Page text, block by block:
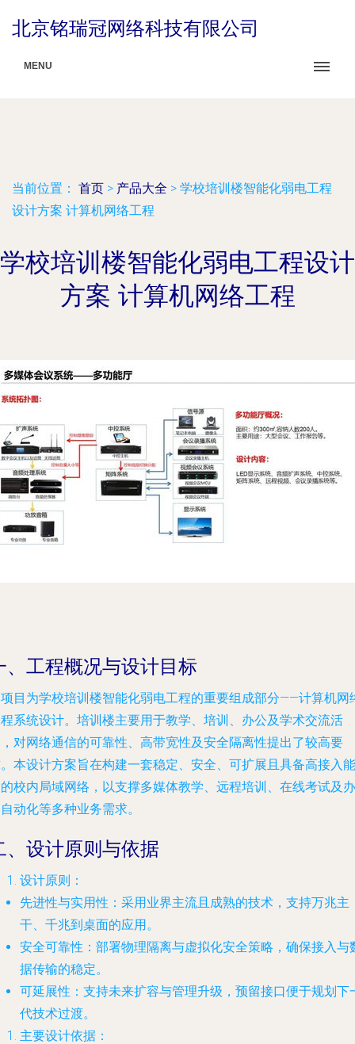
北京铭瑞冠网络科技有限公司
MENU
当前位置： 首页 > 产品大全 > 学校培训楼智能化弱电工程
设计方案 计算机网络工程
学校培训楼智能化弱电工程设计
方案 计算机网络工程
、工程概况与设计目标
目为学校培训楼智能化弱电工程的重要组成部分——计算机网
系统设计。培训楼主要用于教学、培训、办公及学术交流活
对网络通信的可靠性、高带宽性及安全隔离性提出了较高要
本设计方案旨在构建一套稳定、安全、可扩展且具备高接入能
校内局域网络，以支撑多媒体教学、远程培训、在线考试及办
动化等多种业务需求。
、设计原则与依据
设计原则：
先进性与实用性：采用业界主流且成熟的技术，支持万兆主
干、千兆到桌面的应用。
安全可靠性：部署物理隔离与虚拟化安全策略，确保接入与
据传输的稳定。
可延展性：支持未来扩容与管理升级，预留接口便于规划下
代技术过渡。
主要设计依据：